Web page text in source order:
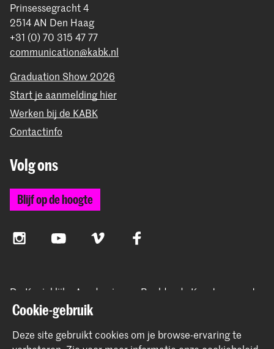
Prinsessegracht 4
2514 AN Den Haag
+31 (0) 70 315 47 77
communication@kabk.nl
Graduation Show 2026
Start je aanmelding hier
Werken bij de KABK
Contactinfo
Volg ons
Blijf op de hoogte
InstagramYouTube Vimeo Facebook
De Koninklijke Academie van Beeldende Kunsten vormt
samen met het Koninklijk Conservatorium de Hogeschool
der Kunsten Den Haag
Cookie-gebruik
Deze site gebruikt cookies om je browse-ervaring te